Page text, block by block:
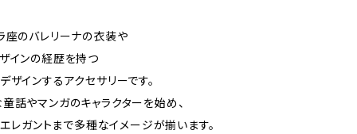
座のバレリーナの衣装や
インの経歴を持つ
ザインするアクセサリーです。
話やマンガのキャラクターを始め、
エレガントまで多種なイメージが揃います。